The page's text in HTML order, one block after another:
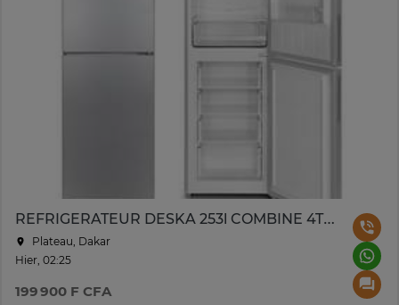
REFRIGERATEUR DESKA 253l COMBINE 4TIROIRS GRIS BF309DK
Plateau, Dakar
Hier, 02:25
199 900 F CFA